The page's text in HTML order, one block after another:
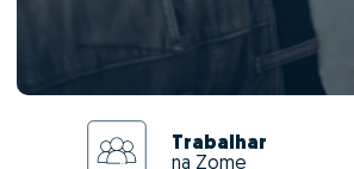
Trabalhar
na Zome